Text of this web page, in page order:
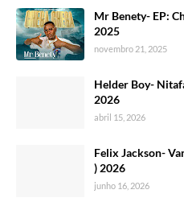
Mr Benety- EP:
2025
novembro 21, 2025
Helder Boy-
2026
abril 15, 2026
Felix Jackson-
) 2026
junho 16, 2026